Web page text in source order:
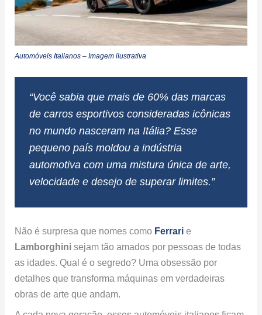
Automóveis Italianos – Imagem ilustrativa
“Você sabia que mais de 60% das marcas
de carros esportivos consideradas icônicas
no mundo nasceram na Itália? Esse
pequeno país moldou a indústria
automotiva com uma mistura única de arte,
velocidade e desejo de superar limites.”
Não é surpresa que nomes como Ferrari e
Lamborghini sejam tão amados por pessoas de todas
as idades. Qual é o segredo? Uma obsessão por
detalhes que transforma máquinas em verdadeiras
obras de arte que andam.